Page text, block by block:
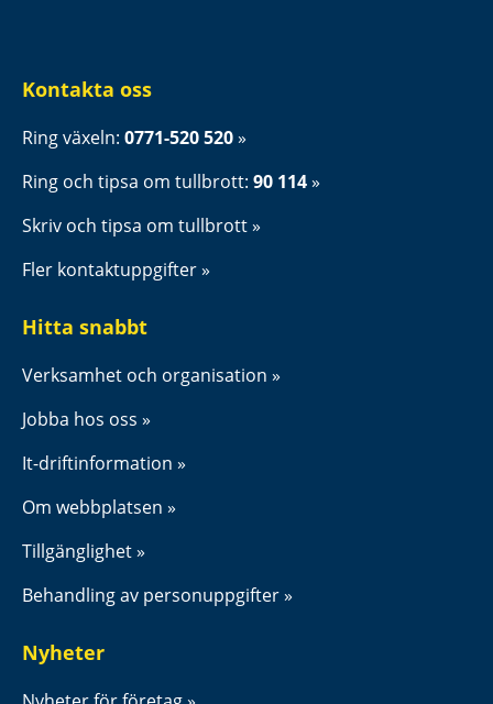
Kontakta oss
Ring växeln: 0771-520 520
Ring och tipsa om tullbrott: 90 114
Skriv och tipsa om tullbrott
Fler kontaktuppgifter
Hitta snabbt
Verksamhet och organisation
Jobba hos oss
It-driftinformation
Om webbplatsen
Tillgänglighet
Behandling av personuppgifter
Nyheter